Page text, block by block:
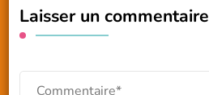
Laisser un commentaire